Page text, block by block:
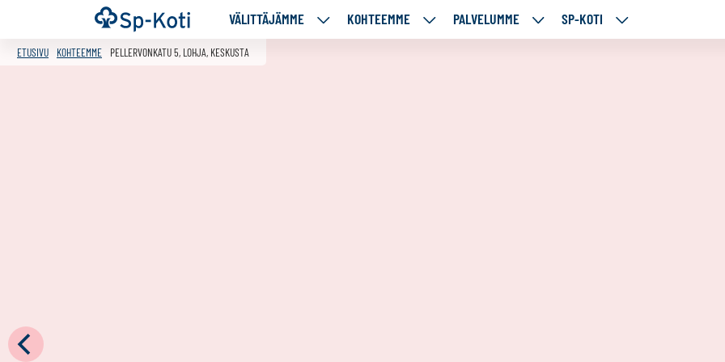
Siirry
sisältöön
Etusivu VÄLITTÄJÄMME
VÄLITTÄJÄMME
KOHTEEMME
KOHTEEMME
PALVELUMME
PALVELUMME
SP-KOTI
SP-
ETUSIVU KOHTEEMME PELLERVONKATU 5, LOHJA, KESKUSTA